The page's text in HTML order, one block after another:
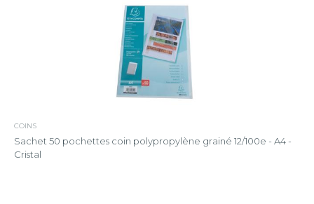
COINS
Sachet 50 pochettes coin polypropylène grainé 12/100e - A4 -
Cristal